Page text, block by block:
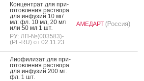
Кон­цен­трат для при­
готов­ле­ния рас­тво­ра
для ин­фу­зий 10 мг/
мл: фл. 10 мл, 20 мл
или 50 мл 1 шт.
РУ: ЛП-№(003583)-
(РГ-RU) от 02.11.23
АМЕДАРТ (Россия)
Ли­офи­лизат для при­
готов­ле­ния рас­тво­ра
для ин­фу­зий 200 мг:
фл. 1 шт.